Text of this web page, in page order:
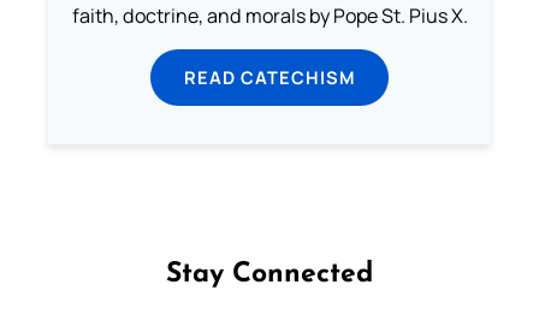
faith, doctrine, and morals by Pope St. Pius X.
READ CATECHISM
Stay Connected